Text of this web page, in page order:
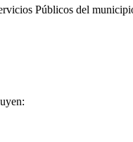
Públicos del